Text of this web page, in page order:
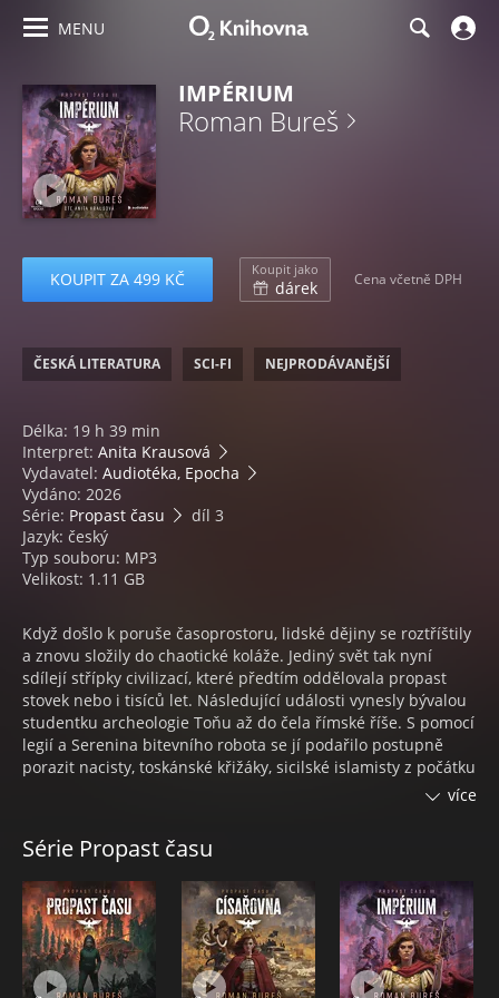
MENU
IMPÉRIUM
Roman Bureš
KOUPIT ZA 499 KČ Koupit jako
dárek Cena včetně DPH
ČESKÁ LITERATURA SCI-FI NEJPRODÁVANĚJŠÍ
Délka: 19 h 39 min
Interpret: Anita Krausová
Vydavatel: Audiotéka, Epocha
Vydáno: 2026
Série: Propast času
díl 3
Jazyk: český
Typ souboru: MP3
Velikost: 1.11 GB
Když došlo k poruše časoprostoru, lidské dějiny se roztříštily
a znovu složily do chaotické koláže. Jediný svět tak nyní
sdílejí střípky civilizací, které předtím oddělovala propast
stovek nebo i tisíců let. Následující události vynesly bývalou
studentku archeologie Toňu až do čela římské říše. S pomocí
legií a Serenina bitevního robota se jí podařilo postupně
porazit nacisty, toskánské křižáky, sicilské islamisty z počátku
dvaadvacátého století a nakonec i vzpouru vedenou římským
Císařovna Antonia, jak Římané Toňu nazývají, tak rozšířila
území říše a upevnila svoji moc. Nicméně vše, co se během
prvních let po Propadu času událo, bylo jen předehrou.
Skutečný boj o Evropu začíná až nyní, kdy proti sobě stojí
dvě impéria, která Propad času zastihl na vrcholu slávy –
starověký Řím a Británie roku 1900.
více
Série Propast času